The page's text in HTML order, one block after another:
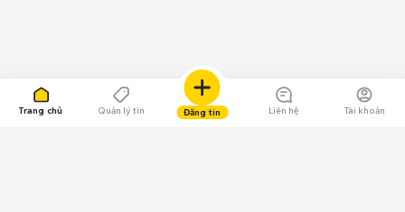
Trang chủ Quản lý tin Đăng tin Liên hệ Tài khoản